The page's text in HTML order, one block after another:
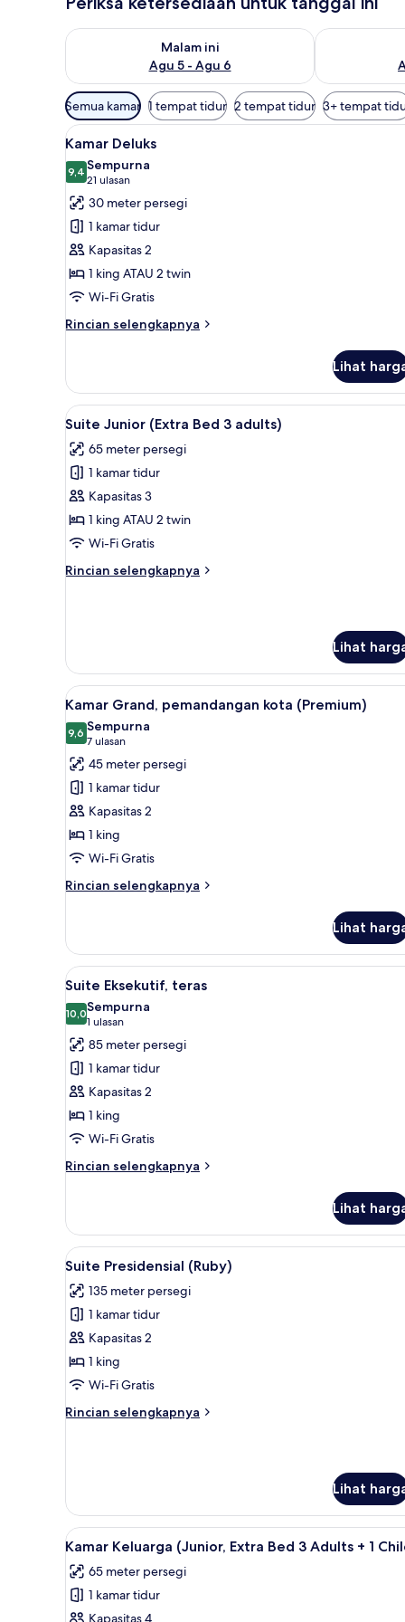
Malam ini
Agu 5 - Agu 6
Periksa ketersediaan untuk malam ini Agu 5 - Agu 6
Periksa
Filter
tersedia
untuk
kamar
Semua kamar 1 tempat tidur 2 tempat tidur 3+ tempat
Lihat
semua
foto
untuk
Kamar
Deluks
Kamar Deluks | 1 kamar tidur,
9
Kamar Deluks
9,49,4 dari 10
Sempurna
21 ulasan
(21
ulasan)
30 meter persegi
1 kamar tidur
Kapasitas 2
1 king ATAU 2 twin
Wi-Fi Gratis
Rincian selengkapnya
Rincian
Kamar
Deluks
Lihat
Lihat
semua
foto
untuk
Suite
Junior
(Extra
3
1 kamar tidur, seprai premium,
6
Suite Junior (Extra Bed 3 adults)
65 meter persegi
1 kamar tidur
Kapasitas 3
1 king ATAU 2 twin
Wi-Fi Gratis
Rincian selengkapnya
Rincian
(Extra
Bed
3
Lihat
Lihat
semua
foto
untuk
Kamar
Grand,
pemandangan
kota
(Premium)
Kamar Grand, pemandangan
11
Kamar Grand, pemandangan kota (Premium)
9,69,6 dari 10
Sempurna
7 ulasan
(7
ulasan)
45 meter persegi
1 kamar tidur
Kapasitas 2
1 king
Wi-Fi Gratis
Rincian selengkapnya
Rincian
Kamar
Grand,
pemandangan
kota
(Premium)
Lihat
Lihat
semua
foto
untuk
Suite
Eksekutif,
teras
1 kamar tidur, seprai premium,
10
Suite Eksekutif, teras
10,010,0 dari 10
Sempurna
1 ulasan
(1
ulasan)
85 meter persegi
1 kamar tidur
Kapasitas 2
1 king
Wi-Fi Gratis
Rincian selengkapnya
Rincian
Suite
Eksekutif,
teras
Lihat
Lihat
semua
foto
untuk
Suite
Presidensial
(Ruby)
Suite Presidensial (Ruby) | 1
5
Suite Presidensial (Ruby)
135 meter persegi
1 kamar tidur
Kapasitas 2
1 king
Wi-Fi Gratis
Rincian selengkapnya
Rincian
(Ruby)
Lihat
Lihat
semua
foto
untuk
1 kamar tidur, seprai premium,
4
Kamar Keluarga (Junior, Extra Bed 3 Adults + 1
65 meter persegi
1 kamar tidur
Kapasitas 4